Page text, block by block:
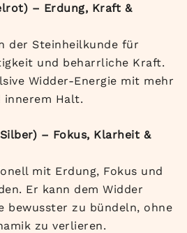
– Erdung, Kraft &
der Steinheilkunde für
und beharrliche Kraft.
Widder-Energie mit mehr
innerem Halt.
– Fokus, Klarheit &
mit Erdung, Fokus und
Er kann dem Widder
bewusster zu bündeln, ohne
zu verlieren.